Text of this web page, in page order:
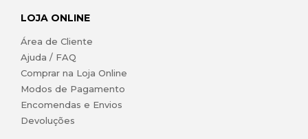
LOJA ONLINE
Área de Cliente
Ajuda / FAQ
Comprar na Loja Online
Modos de Pagamento
Encomendas e Envios
Devoluções